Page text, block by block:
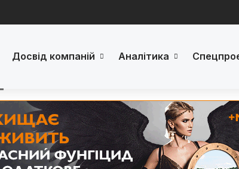
Досвід компаній Аналітика